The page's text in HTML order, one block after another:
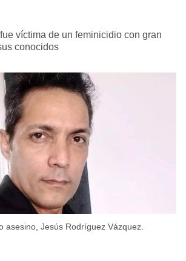
víctima de un feminicidio con gran
conocidos
asesino, Jesús Rodríguez Vázquez.